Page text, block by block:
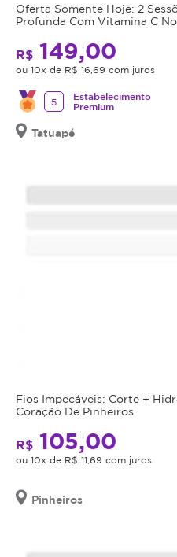
Oferta Somente Hoje: 2
Profunda Com Vitamina C
R$ 149,00
ou 10x de R$ 16,69 com juros
5
Estabelecimento
Premium
Tatuapé
Fios Impecáveis: Corte +
Coração De Pinheiros
R$ 105,00
ou 10x de R$ 11,69 com juros
Pinheiros